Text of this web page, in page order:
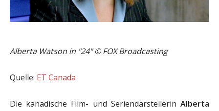
Alberta Watson in "24"©FOX Broadcasting
Quelle: ET Canada
Die kanadische Film- und Seriendarstellerin Alberta